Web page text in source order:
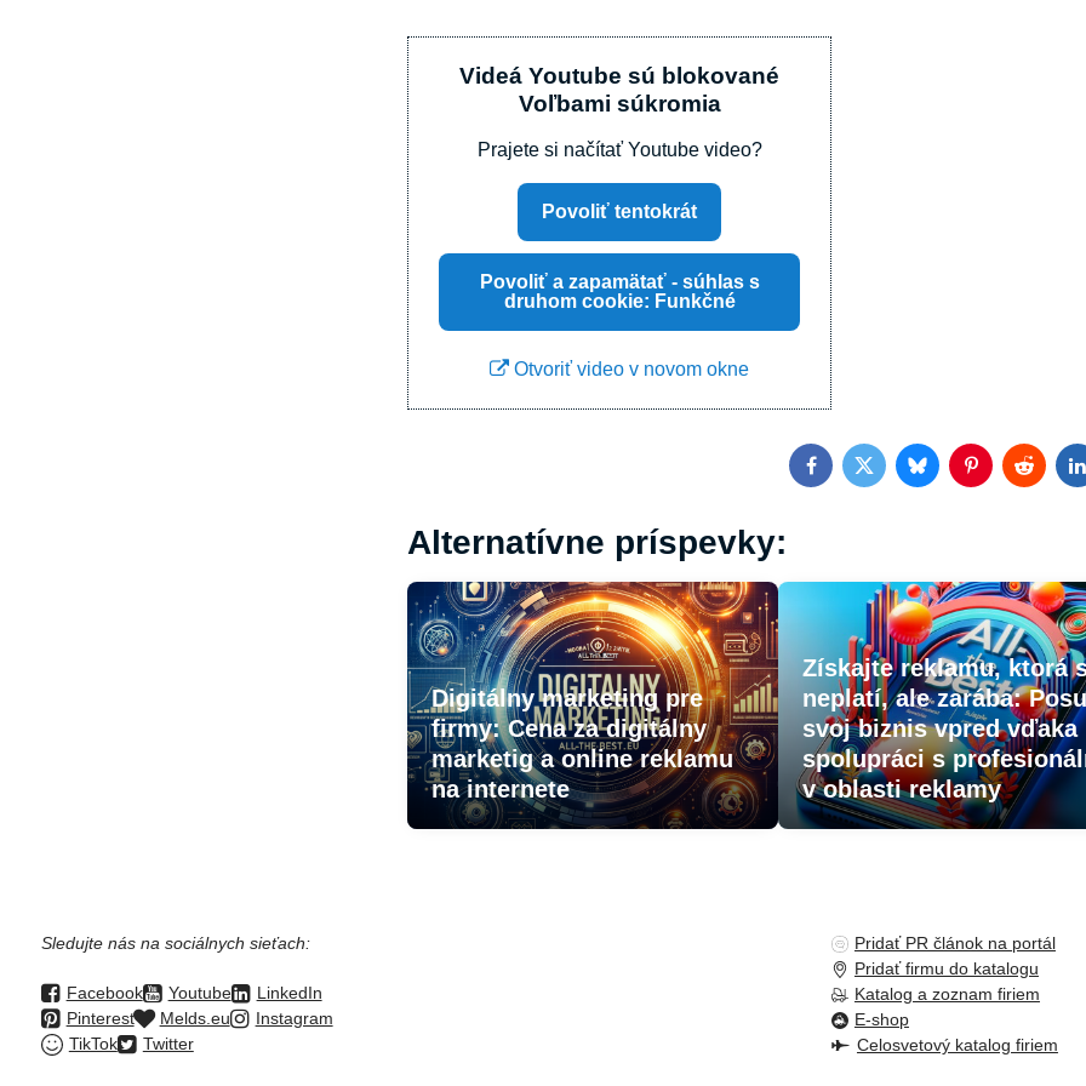
Videá Youtube sú blokované
Voľbami súkromia
Prajete si načítať Youtube video?
Povoliť tentokrát
Povoliť a zapamätať - súhlas s
druhom cookie: Funkčné
Otvoriť video v novom okne
FacebookTwitterBlueskyPinterestReddit
Alternatívne príspevky:
Digitálny marketing pre
firmy: Cena za digitálny
marketig a online reklamu
na internete
Získajte reklamu, ktorá
neplatí, ale zarába:
svoj biznis vpred vďaka
spolupráci s
v oblasti reklamy
Sledujte nás na sociálnych sieťach:
Facebook Youtube
LinkedIn
Pinterest
Melds.eu
Instagram
TikTok
Twitter
Pridať PR článok na portál
Pridať firmu do katalogu
Katalog a zoznam firiem
E-shop
Celosvetový katalog firiem